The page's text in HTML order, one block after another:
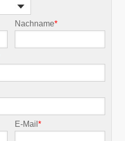
Nachname*
E-Mail*